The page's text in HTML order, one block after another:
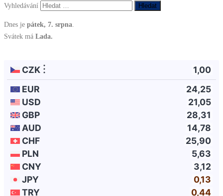
Vyhledávání
Dnes je pátek, 7. srpna
Svátek má Lada.